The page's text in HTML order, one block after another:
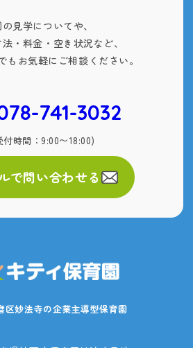
の見学についてや、
・料金・空き状況など、
もお気軽にご相談ください。
741-3032
付時間：9:00〜18:00)
で問い合わせる
区妙法寺の企業主導型保育園